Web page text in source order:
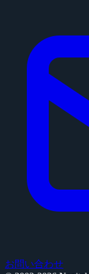
お問い合わせ